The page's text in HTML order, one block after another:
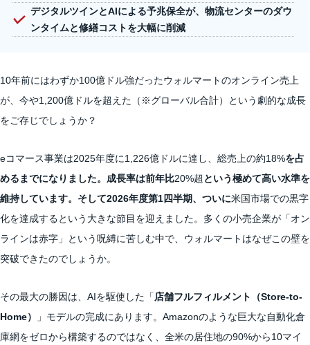
デジタルツインとAIによる予兆保全が、物流センターのダウ
ンタイムと修繕コストを大幅に削減
10年前にはわずか100億ドル強だったウォルマートのオンライン売上
が、今や1,200億ドルを超えた（※グローバル合計）という劇的な成長
をご存じでしょうか？
eコマース事業は2025年度に1,226億ドルに達し、総売上の約18%を占
めるまでになりました。成長率は前年比20%超 という極めて高い水準を
維持しています。そして2026年度第1四半期、ついに米国市場での黒字
化を達成するという大きな節目を迎えました。多くの小売企業が「オン
ラインは赤字」という呪縛に苦しむ中で、ウォルマートはなぜこの壁を
突破できたのでしょうか。
その最大の勝因は、AIを駆使した「 店舗フルフィルメント（Store-to-
Home）
」モデルの完成にあります。Amazonのような巨大な自動化倉
庫網をゼロから構築するのではなく、全米の居住地の90%から10マイ